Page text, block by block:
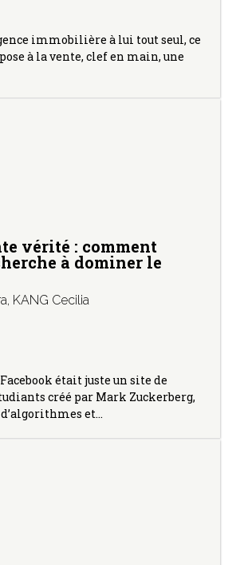
immobilière à lui tout seul, ce
à la vente, clef en main, une
vérité : comment
à dominer le
, KANG Cecilia
était juste un site de
créé par Mark Zuckerberg,
et…